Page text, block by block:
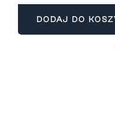
DODAJ DO